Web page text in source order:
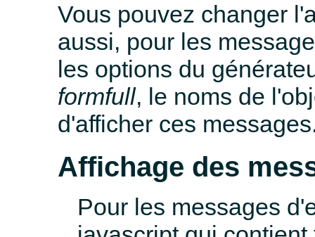
Vous pouvez changer
aussi, pour les
les options du
formfull, le noms de
d'afficher ces
Affichage des
Pour les messages